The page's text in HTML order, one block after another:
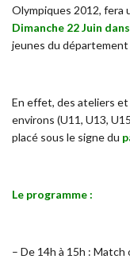
Olympiques 2012, fera
Dimanche 22 Juin
jeunes du
En effet, des ateliers
environs (U11, U13,
placé sous le signe du
Le programme :
– De 14h à 15h :